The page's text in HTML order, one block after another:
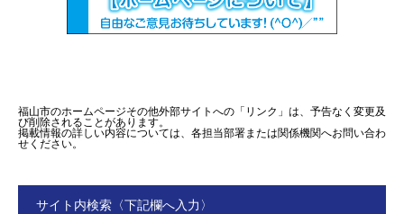
福山市のホームページその他外部サイトへの「リンク」は、予告なく変更及
び削除されることがあります。
掲載情報の詳しい内容については、各担当部署または関係機関へお問い合わ
せください。
サイト内検索〈下記欄へ入力〉